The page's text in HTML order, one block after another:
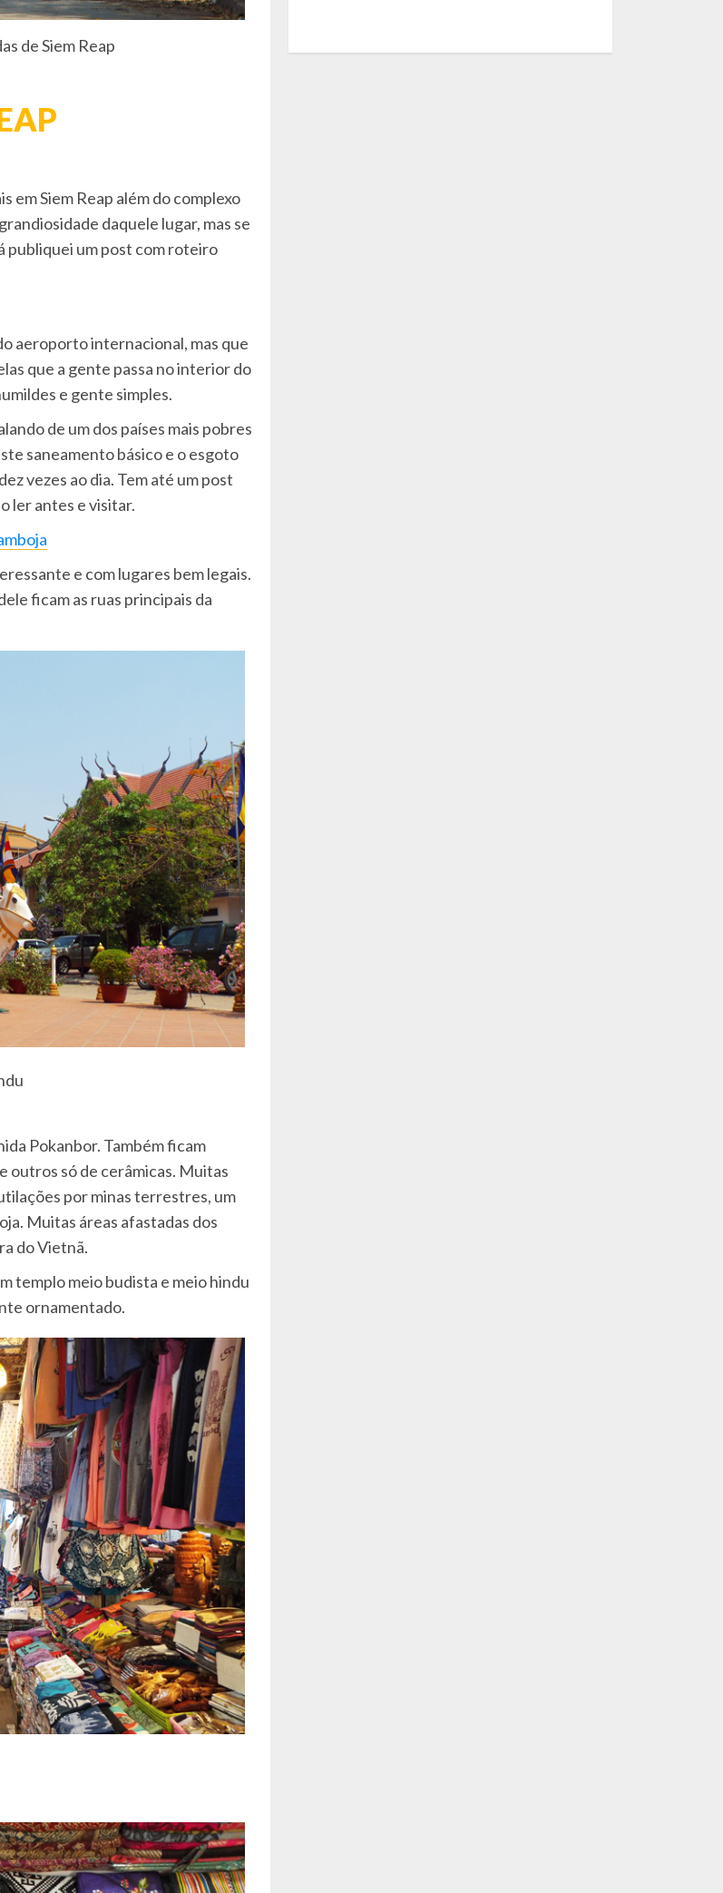
de Siem Reap
em Siem Reap além do complexo
daquele lugar, mas se
publiquei um post com roteiro
aeroporto internacional, mas que
que a gente passa no interior do
e gente simples.
de um dos países mais pobres
saneamento básico e o esgoto
vezes ao dia. Tem até um post
ler antes e visitar.
e com lugares bem legais.
ficam as ruas principais da
Pokanbor. Também ficam
outros só de cerâmicas. Muitas
por minas terrestres, um
Muitas áreas afastadas dos
do Vietnã.
templo meio budista e meio hindu
ornamentado.